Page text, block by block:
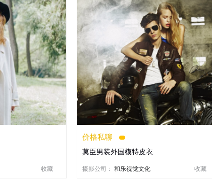
收藏
价格私聊
莫臣男装外国模特皮衣
摄影公司： 和乐视觉文化 收藏